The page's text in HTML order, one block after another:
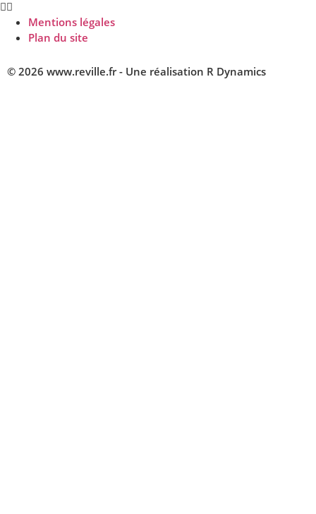
Mentions légales
Plan du site
© 2026 www.reville.fr - Une réalisation R Dynamics